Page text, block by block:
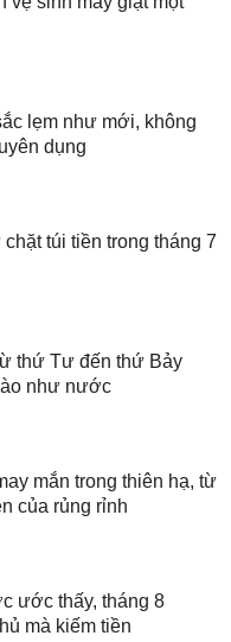
lẹm như mới, không
dụng
túi tiền trong tháng 7
thứ Tư đến thứ Bảy
như nước
mắn trong thiên hạ, từ
của rủng rỉnh
ước thấy, tháng 8
mà kiếm tiền